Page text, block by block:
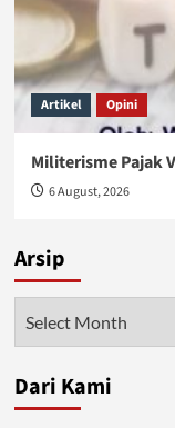
Artikel Opini
Militerisme Pajak
6 August, 2026
Arsip
Dari Kami